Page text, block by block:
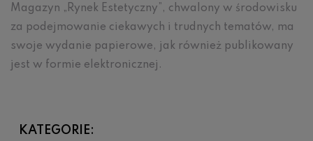
Magazyn „Rynek Estetyczny”, chwalony w środowisku
za podejmowanie ciekawych i trudnych tematów, ma
swoje wydanie papierowe, jak również publikowany
jest w formie elektronicznej.
KATEGORIE: